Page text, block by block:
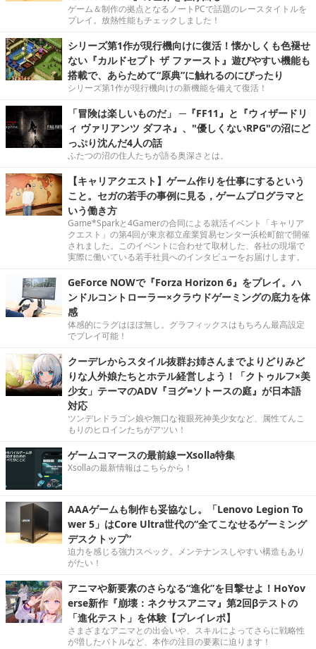
ゲーム＆制作の拠点となるノートPCで話題のレースタイトルを
プレイ。放熱性能もチェックしました！
シリーズ第1作が現行機向けに復活！懐かしくも色褪せ
ない『カルドセプト ザ ファースト』遊びやすい機能も
搭載で、あらためて“原典”に触れるのにぴったり
シリーズ第1作が現行機向けの新機能を備えて復活！
「冒険は楽しいものだ」 ─『FF11』と『ウィザードリ
ィ ヴァリアンツ ダフネ』、"優しくないRPG"の沼にど
っぷり沈んだ4人の話
ふたつの沼の住人たちが語る奥深さとは。
【キャリアクエスト】ゲーム作りを仕事にするという
こと。セガの若手の事例に見る，ゲームプログラマと
いう働き方
Game*Sparkと4Gamerの合同による就活イベント「キャリア
クエスト」の第4回が東京都立産業貿易センター浜松町館で開催
されました。このイベントに合わせて取材した、各社の現場で
実際に働いている若手社員へのインタビューをお届けします。
GeForce NOWで『Forza Horizon 6』をプレイ。ハ
ンドルコントローラー×クラウドゲーミングの底力を体
感
体感的にラグはほぼ無し。グラフィックスはもちろん最高設定
でプレイ可能！
クーデレからスタイル抜群お姉さんまでよりどりみど
りな人外娘たちとホテル経営しよう！「クトゥルフ×美
少女」テーマのADV『ヨグ=ソトースの庭』が日本語
対応
ツンデレドラゴン娘や無口な複眼死神美少女など、属性てんこ
もりのヒロインたちがアツい！
ゲームコマースの最前線ーXsolla特集
Xsollaの最新情報はこちらから！
AAAゲームも制作も妥協なし。「Lenovo Legion To
wer 5」はCore Ultra世代の“全てこなせるゲーミング
デスクトップ”
迫力を感じる強力スペック。メンテナンスしやすい構造もあり
がたい！
アニマや新要素のさらなる“進化”を目撃せよ！HoYov
erse新作『崩壊：ネクサスアニマ』第2回βテストの
「進化テスト」を体験【プレイレポ】
さまざまなアニマとの出会いや、スキルによってさらに戦略性
が増したバトルなど、本作の注目の要素に迫ります！